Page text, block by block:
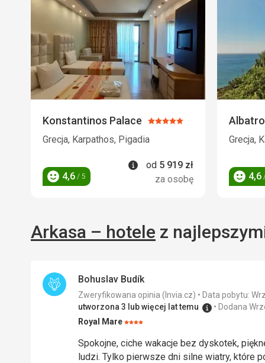
Konstantinos Palace Ocena:
5/5
Grecja, Karpathos, Pigadia
Ocena
4,6 / 5
Informacje
od 5 919 zł
za osobę
Grecja,
Ocena
4,6
Arkasa – hotele z
Bohuslav Budík
Zweryfikowana opinia (Invia.cz)
Data pobytu:
utworzona 3 lub więcej lat temu
Dodana
Royal MareOcena:
4/5
Spokojne, ciche wakacje bez dyskotek,
ludzi. Tylko pierwsze dni silne wiatry, które